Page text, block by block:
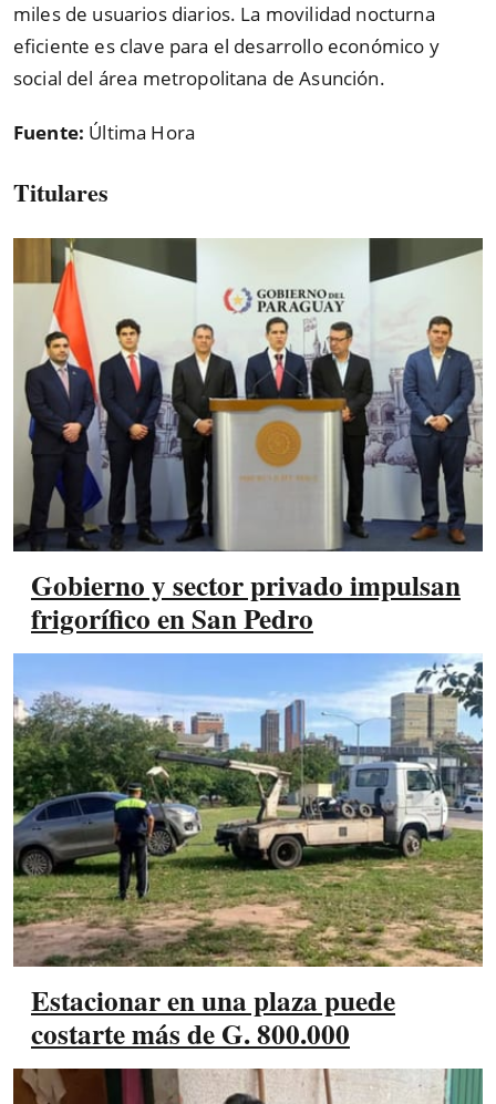
miles de usuarios diarios. La movilidad nocturna
eficiente es clave para el desarrollo económico y
social del área metropolitana de Asunción.
Fuente: Última Hora
Titulares
Gobierno y sector privado impulsan
frigorífico en San Pedro
Estacionar en una plaza puede
costarte más de G. 800.000